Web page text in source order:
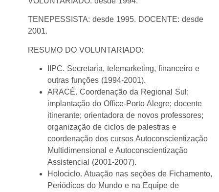
TENEPESSISTA: desde 1995. DOCENTE: desde
2001.
RESUMO DO VOLUNTARIADO:
IIPC. Secretaria, telemarketing, financeiro e
outras funções (1994-2001).
ARACÊ. Coordenação da Regional Sul;
implantação do Office-Porto Alegre; docente
itinerante; orientadora de novos professores;
organização de ciclos de palestras e
coordenação dos cursos Autoconscientização
Multidimensional e Autoconscientização
Assistencial (2001-2007).
Holociclo. Atuação nas seções de Fichamento,
Periódicos do Mundo e na Equipe de